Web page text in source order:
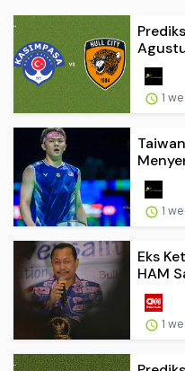
1
1
Eks
HAM
1